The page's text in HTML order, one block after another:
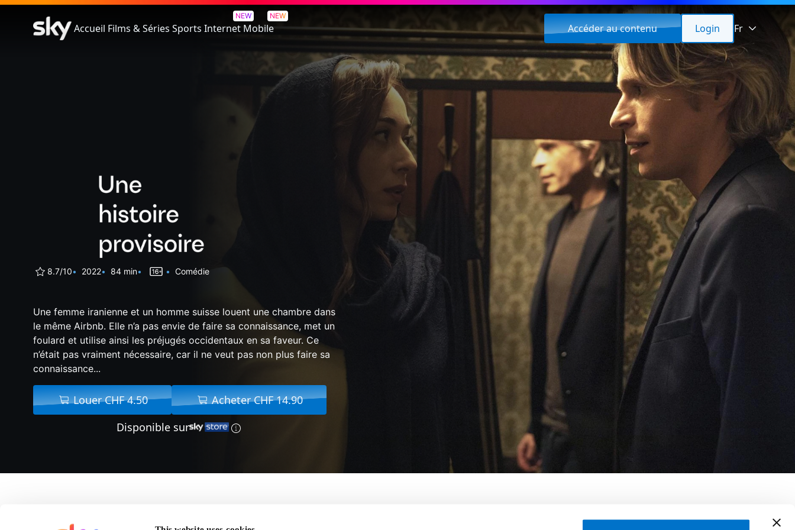
Accueil Films & Séries Sports
NEW
Internet
NEW
Mobile Accéder au contenu Login Fr
Une Histoire Provisoire
8.7/10 2022 84 min Comédie
Une femme iranienne et un homme suisse louent une chambre dans
le même Airbnb. Elle n’a pas envie de faire sa connaissance, met un
foulard et utilise ainsi les préjugés occidentaux en sa faveur. Ce
n’était pas vraiment nécessaire, car il ne veut pas non plus faire sa
connaissance...
Louer CHF 4.50
Acheter CHF 14.90
Disponible sur